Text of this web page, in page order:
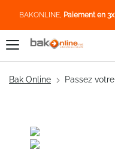
BAKONLINE, Paiement en
Bak Online Passez